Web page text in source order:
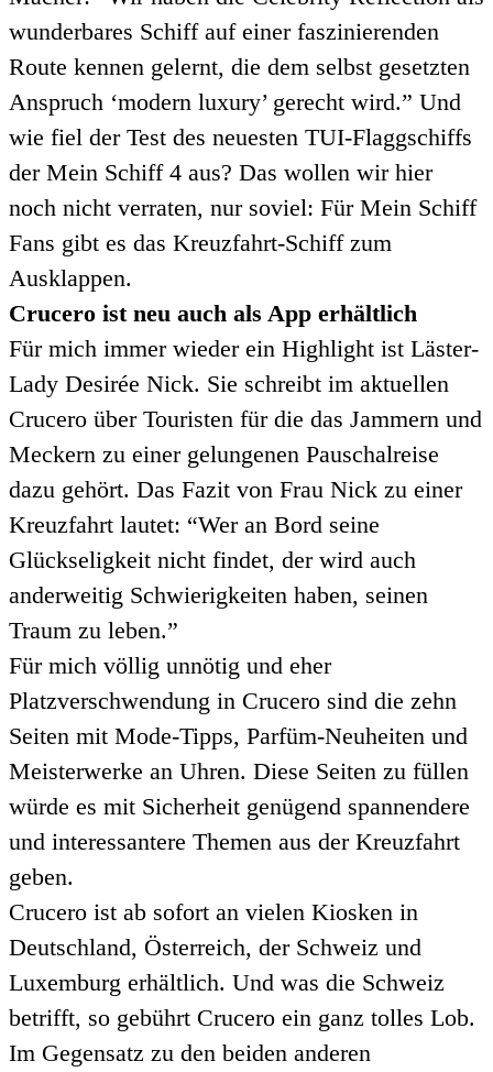
wunderbares Schiff auf einer faszinierenden
Route kennen gelernt, die dem selbst gesetzten
Anspruch ‘modern luxury’ gerecht wird.” Und
wie fiel der Test des neuesten TUI-Flaggschiffs
der Mein Schiff 4 aus? Das wollen wir hier
noch nicht verraten, nur soviel: Für Mein Schiff
Fans gibt es das Kreuzfahrt-Schiff zum
Ausklappen.
Crucero ist neu auch als App erhältlich
Für mich immer wieder ein Highlight ist Läster-
Lady Desirée Nick. Sie schreibt im aktuellen
Crucero über Touristen für die das Jammern und
Meckern zu einer gelungenen Pauschalreise
dazu gehört. Das Fazit von Frau Nick zu einer
Kreuzfahrt lautet: “Wer an Bord seine
Glückseligkeit nicht findet, der wird auch
anderweitig Schwierigkeiten haben, seinen
Traum zu leben.”
Für mich völlig unnötig und eher
Platzverschwendung in Crucero sind die zehn
Seiten mit Mode-Tipps, Parfüm-Neuheiten und
Meisterwerke an Uhren. Diese Seiten zu füllen
würde es mit Sicherheit genügend spannendere
und interessantere Themen aus der Kreuzfahrt
geben.
Crucero ist ab sofort an vielen Kiosken in
Deutschland, Österreich, der Schweiz und
Luxemburg erhältlich. Und was die Schweiz
betrifft, so gebührt Crucero ein ganz tolles Lob.
Im Gegensatz zu den beiden anderen